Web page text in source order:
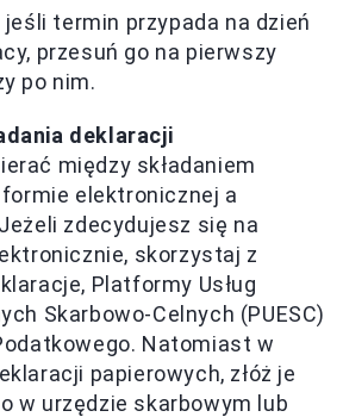
jeśli termin przypada na dzień
przesuń go na pierwszy
po nim.
deklaracji
między składaniem
elektronicznej a
zdecydujesz się na
skorzystaj z
Platformy Usług
Skarbowo-Celnych (PUESC)
Natomiast w
papierowych, złóż je
w urzędzie skarbowym lub